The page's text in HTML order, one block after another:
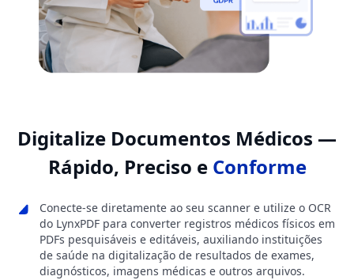
Digitalize Documentos Médicos —
Rápido, Preciso e Conforme
Conecte-se diretamente ao seu scanner e utilize o OCR
do LynxPDF para converter registros médicos físicos em
PDFs pesquisáveis e editáveis, auxiliando instituições
de saúde na digitalização de resultados de exames,
diagnósticos, imagens médicas e outros arquivos.